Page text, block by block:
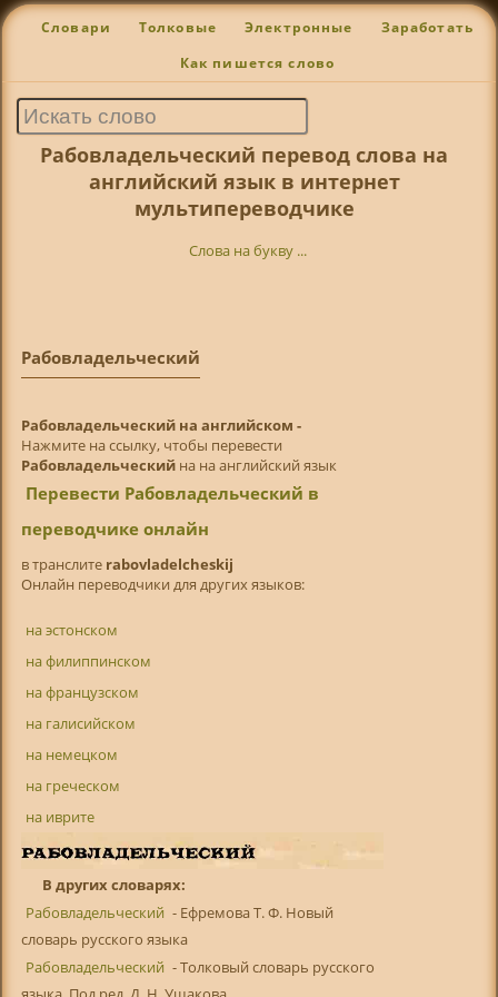
Словари Толковые Электронные Заработать
Как пишется слово
Рабовладельческий перевод слова на
английский язык в интернет
мультипереводчике
Слова на букву ...
Рабовладельческий
Рабовладельческий на английском -
Нажмите на ссылку, чтобы перевести
Рабовладельческийна на английский язык
Перевести Рабовладельческий в
переводчике онлайн
в транслитe rabovladelcheskij
Онлайн переводчики для других языков:
на эстонском
на филиппинском
на французском
на галисийском
на немецком
на греческом
на иврите
В других словарях:
Рабовладельческий - Ефремова Т. Ф. Новый
словарь русского языка
Рабовладельческий - Толковый словарь русского